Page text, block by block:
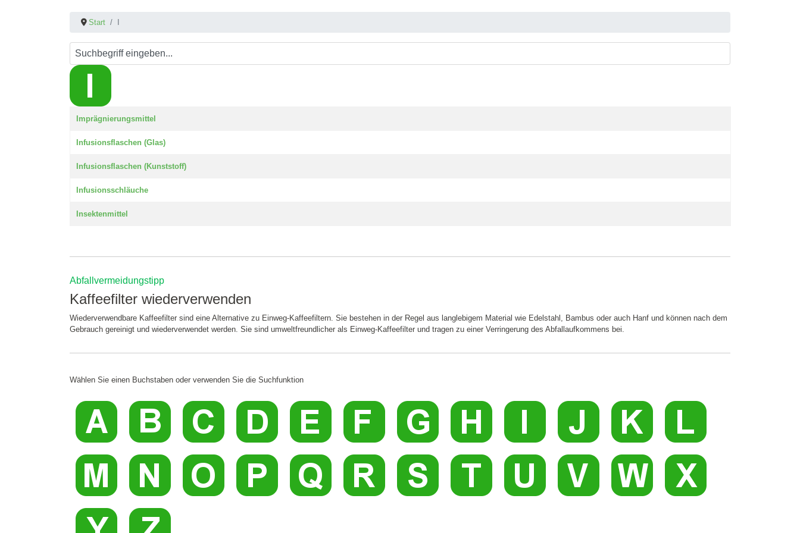
Start
Titel
Imprägnierungsmittel
Infusionsflaschen (Glas)
Infusionsflaschen (Kunststoff)
Infusionsschläuche
Insektenmittel
Abfallvermeidungstipp
Kaffeefilter wiederverwenden
Wiederverwendbare Kaffeefilter sind eine Alternative zu Einweg-Kaffeefiltern. Sie bestehen in der Regel aus langlebigem Material wie Edelstahl, Bambus oder auch Hanf und können nach dem
Gebrauch gereinigt und wiederverwendet werden. Sie sind umweltfreundlicher als Einweg-Kaffeefilter und tragen zu einer Verringerung des Abfallaufkommens bei.
Wählen Sie einen Buchstaben oder verwenden Sie die Suchfunktion